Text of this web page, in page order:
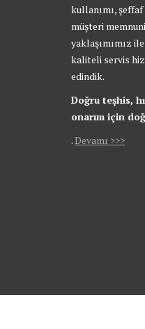
kullanımı,
müşteri
yaklaşımımız
kaliteli servis
edindik.
Doğru teşhis,
onarım için
.Devamı >>>